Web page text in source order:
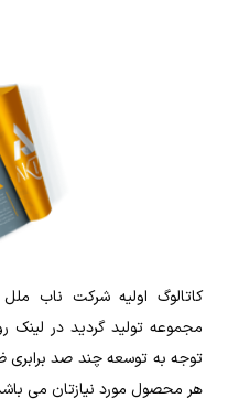
‌کاتالوگ اولیه شرکت ناب
مجموعه تولید گردید در لینک
توجه به توسعه چند صد برابری
هر محصول مورد نیازتان می